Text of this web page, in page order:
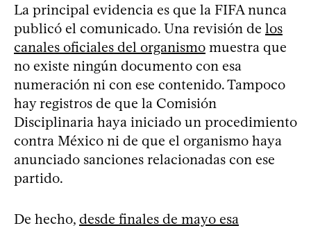
La principal evidencia es que la FIFA nunca
publicó el comunicado. Una revisión de los
canales oficiales del organismo muestra que
no existe ningún documento con esa
numeración ni con ese contenido. Tampoco
hay registros de que la Comisión
Disciplinaria haya iniciado un procedimiento
contra México ni de que el organismo haya
anunciado sanciones relacionadas con ese
partido.
De hecho, desde finales de mayo esa